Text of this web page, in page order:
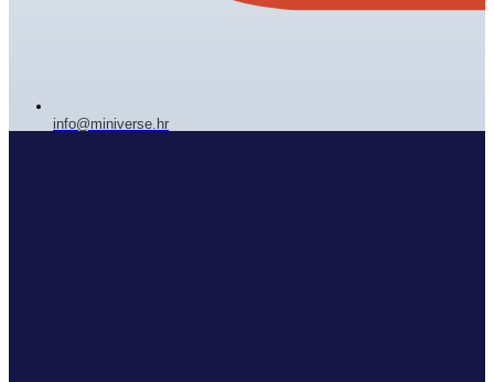
info@miniverse.hr